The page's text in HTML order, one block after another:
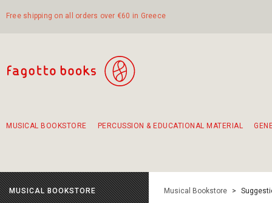
Free shipping on all orders over €60 in Greece
MUSICAL BOOKSTORE PERCUSSION & EDUCATIONAL MATERIAL
MUSICAL BOOKSTORE Musical Bookstore >